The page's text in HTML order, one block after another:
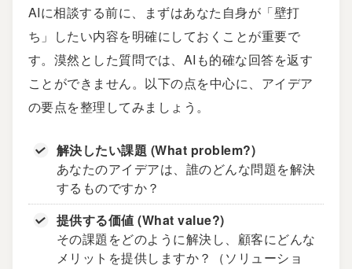
AIに相談する前に、まずはあなた自身が「壁打
ち」したい内容を明確にしておくことが重要で
す。漠然とした質問では、AIも的確な回答を返す
ことができません。以下の点を中心に、アイデア
の要点を整理してみましょう。
解決したい課題 (What problem?)
あなたのアイデアは、誰のどんな問題を解決
するものですか？
提供する価値 (What value?)
その課題をどのように解決し、顧客にどんな
メリットを提供しますか？（ソリューショ